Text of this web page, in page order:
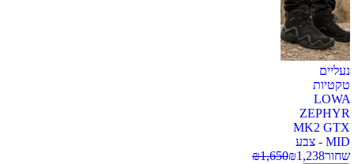
נעליים
טקטיות
LOWA
ZEPHYR
MK2 GTX
MID - צבע
שחור
₪1,238
₪1,650